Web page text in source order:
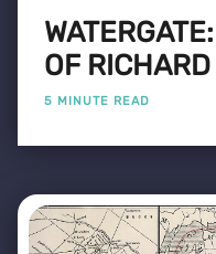
OF
5 MINUTE READ